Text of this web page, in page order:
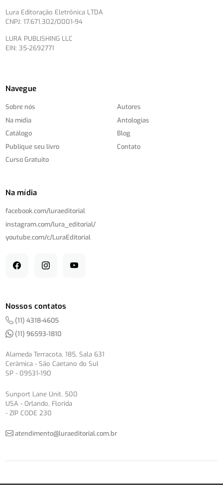
Lura Editoração Eletrônica LTDA
CNPJ: 17.671.302/0001-94
LURA PUBLISHING LLC
EIN: 35-2692771
Navegue
Sobre nós
Na mídia
Catálogo
Publique seu livro
Curso Gratuito
Autores
Antologias
Blog
Contato
Na mídia
facebook.com/luraeditorial
instagram.com/lura_editorial/
youtube.com/c/LuraEditorial
Nossos contatos
(11) 4318-4605
(11) 96593-1810
Alameda Terracota, 185, Sala 631
Cerâmica - São Caetano do Sul
SP - 09531-190
Sunport Lane Unit, 500
USA - Orlando, Florida
- ZIP CODE 230
atendimento@luraeditorial.com.br